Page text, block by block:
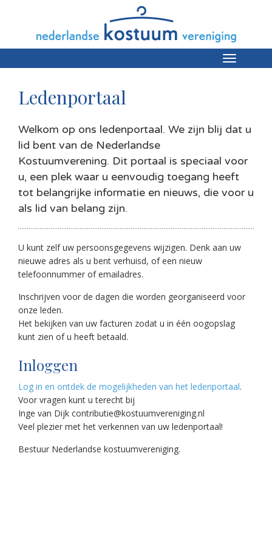
Toggle
Ledenportaal
Welkom op ons ledenportaal. We zijn blij dat u
lid bent van de Nederlandse
Kostuumverening. Dit portaal is speciaal voor
u, een plek waar u eenvoudig toegang heeft
tot belangrijke informatie en nieuws, die voor u
als lid van belang zijn.
U kunt zelf uw persoonsgegevens wijzigen. Denk aan uw
nieuwe adres als u bent verhuisd, of een nieuw
telefoonnummer of emailadres.
Inschrijven voor de dagen die worden georganiseerd voor
onze leden.
Het bekijken van uw facturen zodat u in één oogopslag
kunt zien of u heeft betaald.
Inloggen
Log in en ontdek de mogelijkheden van het ledenportaal.
Voor vragen kunt u terecht bij
Inge van Dijk contributie@kostuumvereniging.nl
Veel plezier met het verkennen van uw ledenportaal!
Bestuur Nederlandse kostuumvereniging.